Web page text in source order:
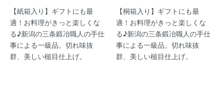
【紙箱入り】ギフトにも最
適！お料理がきっと楽しくな
る♪新潟の三条鍛冶職人の手仕
事による一級品。切れ味抜
群、美しい槌目仕上げ。
【桐箱入り】ギフトにも最
適！お料理がきっと楽しくな
る♪新潟の三条鍛冶職人の手仕
事による一級品。切れ味抜
群、美しい槌目仕上げ。